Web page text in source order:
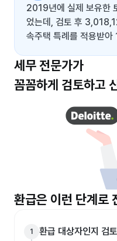
2019년에 실제 보유한
었는데, 검토 후
속주택 특례를 적용받
세무 전문가가
꼼꼼하게 검토하고
환급은 이런 단계로
1 환급 대상자인지 검